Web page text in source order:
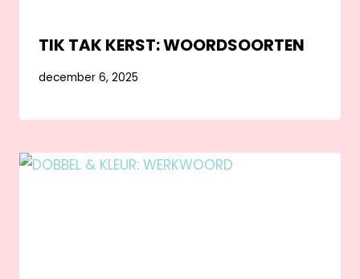
TIK TAK KERST: WOORDSOORTEN
december 6, 2025